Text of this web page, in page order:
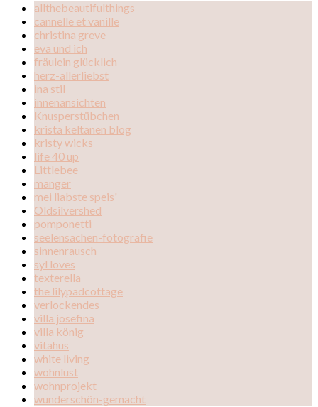
allthebeautifulthings
cannelle et vanille
christina greve
eva und ich
fräulein glücklich
herz-allerliebst
ina stil
innenansichten
Knusperstübchen
krista keltanen blog
kristy wicks
life 40 up
Littlebee
manger
mei liabste speis'
Oldsilvershed
pomponetti
seelensachen-fotografie
sinnenrausch
syl loves
texterella
the lilypadcottage
verlockendes
villa josefina
villa könig
vitahus
white living
wohnlust
wohnprojekt
wunderschön-gemacht